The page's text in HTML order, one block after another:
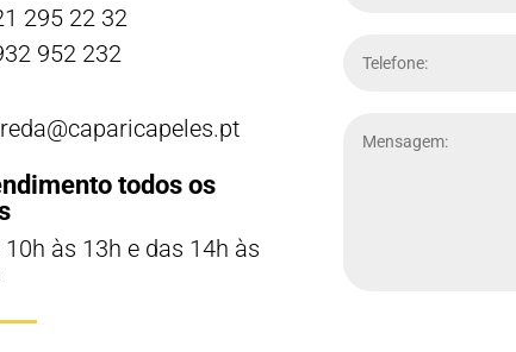
295 22 32
952 232
todos os
10h às 13h e das 14h às